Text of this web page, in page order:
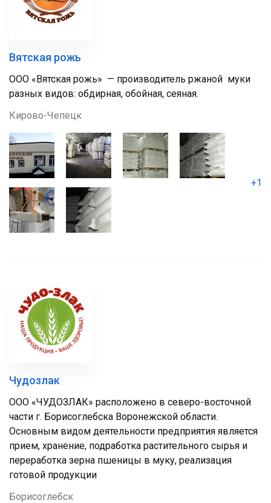
Вятская рожь
ООО «Вятская рожь» — производитель ржаной муки
разных видов: обдирная, обойная, сеяная.
Кирово-Чепецк
+1
Чудозлак
ООО «ЧУДОЗЛАК» расположено в северо-восточной
части г. Борисоглебска Воронежской области.
Основным видом деятельности предприятия является
прием, хранение, подработка растительного сырья и
переработка зерна пшеницы в муку, реализация
готовой продукции
Борисоглебск